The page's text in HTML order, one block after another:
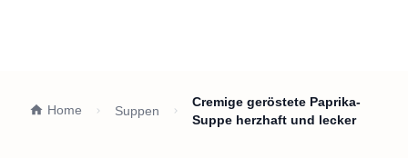
Home Suppen
Cremige geröstete Paprika-
Suppe herzhaft und lecker